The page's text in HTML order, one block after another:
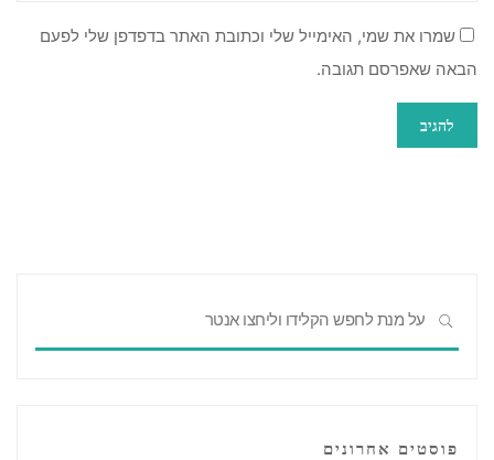
שמרו את שמי, האימייל שלי וכתובת האתר בדפדפן שלי לפעם
הבאה שאפרסם תגובה.
פוסטים אחרונים